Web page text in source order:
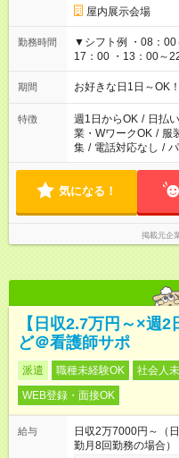
屋内展示会場
勤務時間
▼シフト例 ・08：00
17：00 ・13：00～22：00
仕事により勤務時間
期間 お好きな日1日～OK
特徴 週1日からOK / 日払
業・WワークOK / 服
集 / 電話対応なし /
気になる！
掲載元企
【日収2.7万円～×週
ど＠看護師サポ
派遣 職種未経験OK 社会人
WEB登録・面接OK
給与
日収2万7000円～（
勤月8回勤務の場合）